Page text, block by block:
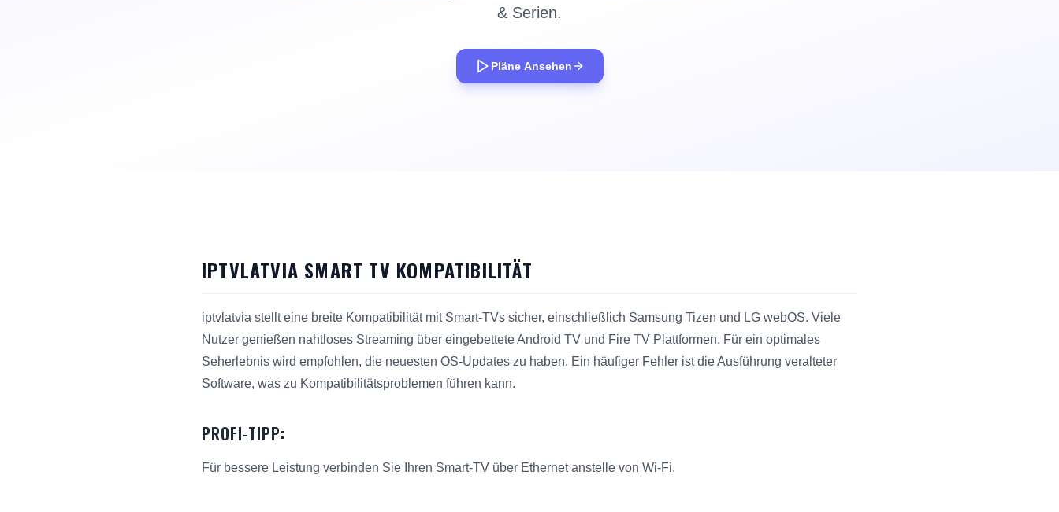
& Serien.
Pläne Ansehen
IPTVLATVIA SMART TV KOMPATIBILITÄT
iptvlatvia stellt eine breite Kompatibilität mit Smart-TVs sicher, einschließlich Samsung Tizen und LG webOS. Viele
Nutzer genießen nahtloses Streaming über eingebettete Android TV und Fire TV Plattformen. Für ein optimales
Seherlebnis wird empfohlen, die neuesten OS-Updates zu haben. Ein häufiger Fehler ist die Ausführung veralteter
Software, was zu Kompatibilitätsproblemen führen kann.
PROFI-TIPP:
Für bessere Leistung verbinden Sie Ihren Smart-TV über Ethernet anstelle von Wi-Fi.